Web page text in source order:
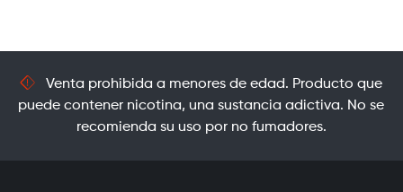
Venta prohibida a menores de edad. Producto que
puede contener nicotina, una sustancia adictiva. No se
recomienda su uso por no fumadores.